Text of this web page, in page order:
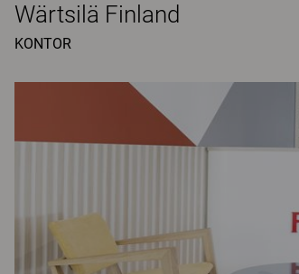
Wärtsilä Finland
KONTOR